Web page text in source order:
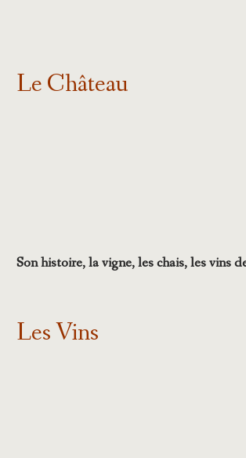
Le Château
Son histoire, la vigne, les chais, les vins
Les Vins